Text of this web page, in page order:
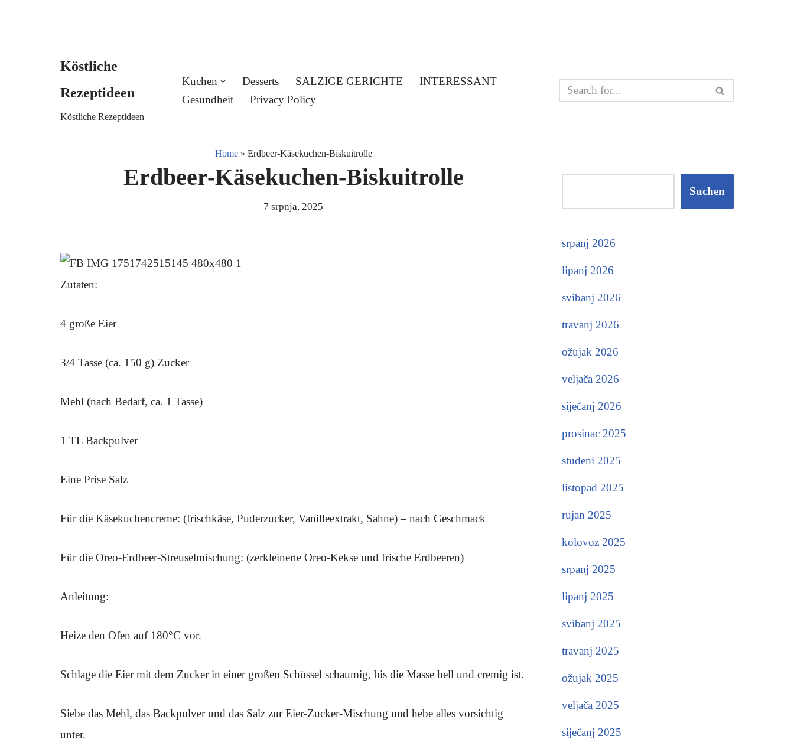
Köstliche
Rezeptideen
Köstliche Rezeptideen
Kuchen Desserts SALZIGE GERICHTE
INTERESSANT
Gesundheit
Privacy Policy
Home» Erdbeer-Käsekuchen-Biskuitrolle
Erdbeer-Käsekuchen-Biskuitrolle
7 srpnja, 2025
Zutaten:
4 große Eier
3/4 Tasse (ca. 150 g) Zucker
Mehl (nach Bedarf, ca. 1 Tasse)
1 TL Backpulver
Eine Prise Salz
Für die Käsekuchencreme: (frischkäse, Puderzucker, Vanilleextrakt, Sahne) – nach Geschmack
Für die Oreo-Erdbeer-Streuselmischung: (zerkleinerte Oreo-Kekse und frische Erdbeeren)
Anleitung:
Heize den Ofen auf 180°C vor.
Schlage die Eier mit dem Zucker in einer großen Schüssel schaumig, bis die Masse hell und cremig ist.
Siebe das Mehl, das Backpulver und das Salz zur Eier-Zucker-Mischung und hebe alles vorsichtig
unter.
Suchen
srpanj 2026
lipanj 2026
svibanj 2026
travanj 2026
ožujak 2026
veljača 2026
siječanj 2026
prosinac 2025
studeni 2025
listopad 2025
rujan 2025
kolovoz 2025
srpanj 2025
lipanj 2025
svibanj 2025
travanj 2025
ožujak 2025
veljača 2025
siječanj 2025